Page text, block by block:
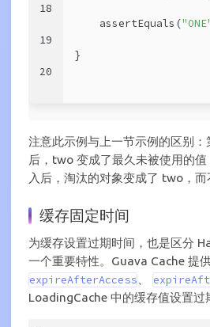
18
19
20
    assertEquals(
}
注意此示例与上一节示例的区别
后，two 变成了最久未被使用的
入后，淘汰的对象变成了 two，而
缓存固定时间
为缓存设置过期时间，也是区分
一个重要特性。Guava Cache 提
expireAfterAccess、
LoadingCache 中的缓存值设置过